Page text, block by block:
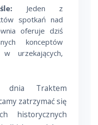
Jeden z
spotkań nad
oferuje dziś
konceptów
urzekających,
dnia Traktem
zatrzymać się
historycznych